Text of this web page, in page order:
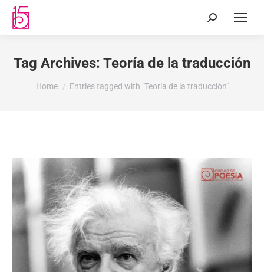
Tag Archives: Teoría de la traducción
You are here:
Home Entries tagged with "Teoría de la traducción"